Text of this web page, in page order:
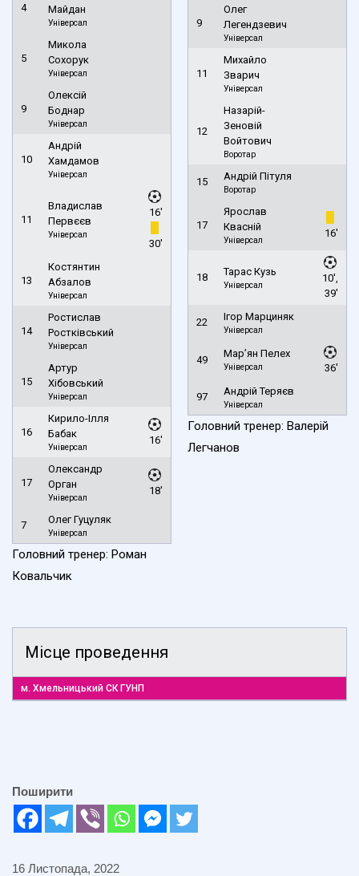
4
Майдан
Універсал
5
Микола
Сохорук
Універсал
9
Олексій
Боднар
Універсал
10
Андрій
Хамдамов
Універсал
11
Владислав
Первєєв
Універсал
16'
30'
13
Костянтин
Абзалов
Універсал
14
Ростислав
Ростківський
Універсал
15
Артур
Хібовський
Універсал
16
Кирило-Ілля
Бабак
Універсал
16'
17
Олександр
Орган
Універсал
18'
7 Олег Гуцуляк
Універсал
Головний тренер: Роман
Ковальчик
9
Олег
Легендзевич
Універсал
11
Михайло
Зварич
Універсал
12
Назарій-
Зеновій
Войтович
Воротар
15 Андрій Пітуля
Воротар
17
Ярослав
Квасній
Універсал
16'
18 Тарас Кузь
Універсал
10',
39'
22 Ігор Марциняк
Універсал
49
Мар’ян Пелех
Універсал 36'
97 Андрій Теряєв
Універсал
Головний тренер: Валерій
Легчанов
Місце проведення
м. Хмельницький СК ГУНП
Поширити
16 Листопада, 2022